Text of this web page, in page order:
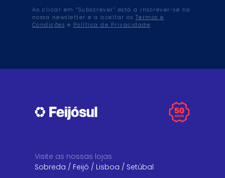
Ao clicar em “Subscrever” está a inscrever-se na
nossa newsletter e a aceitar os Termos e
Condições e Política de Privacidade.
Visite as nossas lojas
Sobreda / Feijó / Lisboa / Setúbal